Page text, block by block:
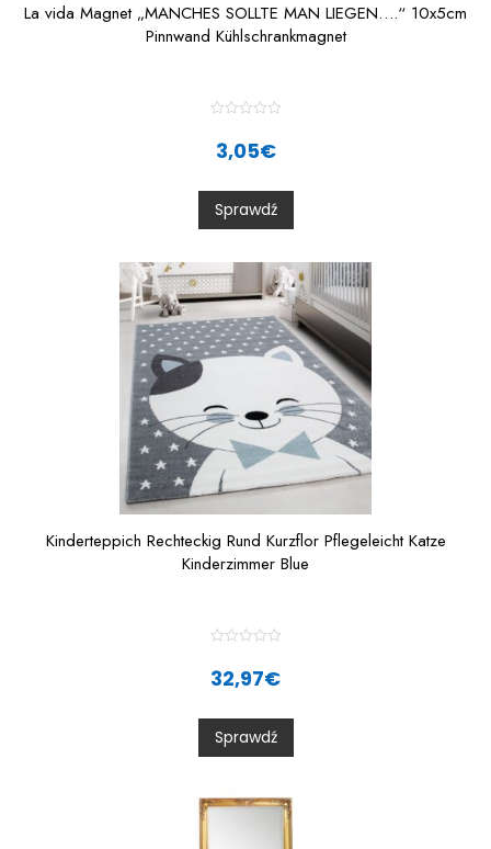
La vida Magnet „MANCHES SOLLTE MAN LIEGEN….“ 10x5cm
Pinnwand Kühlschrankmagnet
0
o
t
5
3,05€
Sprawdź
Kinderteppich Rechteckig Rund Kurzflor Pflegeleicht Katze
Kinderzimmer Blue
a
t
0
o
t
5
32,97€
Sprawdź